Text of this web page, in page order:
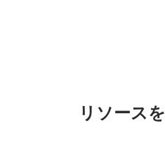
リソースを